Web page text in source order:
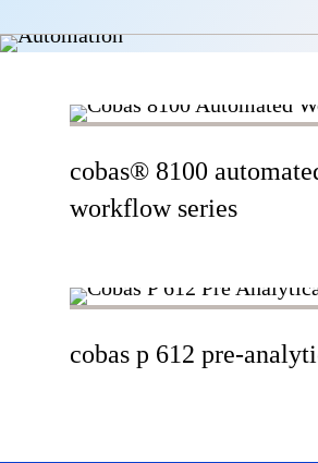
cobas® 8100
workflow series
cobas p 612 pre-